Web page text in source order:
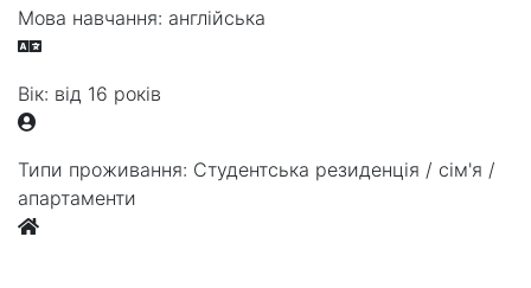
Мова навчання: англійська
Вік: від 16 років
Типи проживання: Студентська резиденція / сім'я /
апартаменти